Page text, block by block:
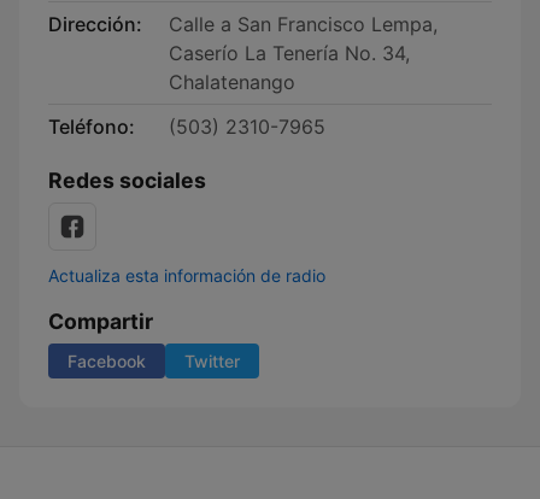
Dirección:
Calle a San Francisco Lempa,
Caserío La Tenería No. 34,
Chalatenango
Teléfono:
(503) 2310-7965
Redes sociales
Actualiza esta información de radio
Compartir
Facebook Twitter